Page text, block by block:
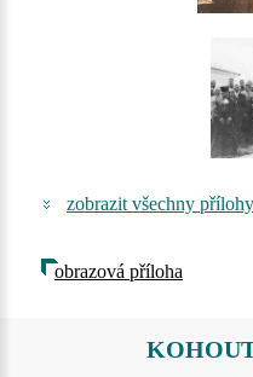
zobrazit všechny přílohy
obrazová příloha